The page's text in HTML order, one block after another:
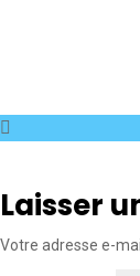
Laisser
Votre adresse e-